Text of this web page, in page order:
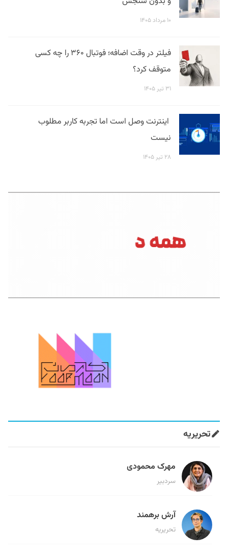
۱۰ مرداد ۱۴۰۵
فیلتر در وقت اضافه؛ فوتبال ۳۶۰ را چه کسی
متوقف کرد؟
۳۱ تیر ۱۴۰۵
اینترنت وصل است اما تجربه کاربر مطلوب
نیست
۲۸ تیر ۱۴۰۵
تحریریه
مهرک محمودی
سردبیر
آرش برهمند
تحریریه